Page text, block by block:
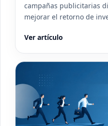
campañas publicitarias
mejorar el retorno de
Ver artículo